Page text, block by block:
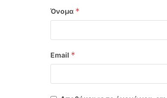
Όνομα *
Email *